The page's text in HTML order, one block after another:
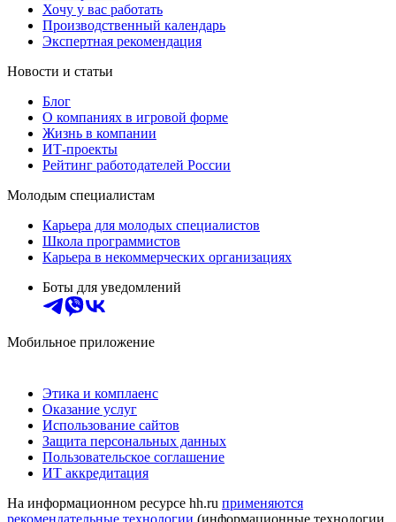
Хочу у вас работать
Производственный календарь
Экспертная рекомендация
Новости и статьи
Блог
О компаниях в игровой форме
Жизнь в компании
ИТ-проекты
Рейтинг работодателей России
Молодым специалистам
Карьера для молодых специалистов
Школа программистов
Карьера в некоммерческих организациях
Боты для уведомлений
Мобильное приложение
Этика и комплаенс
Оказание услуг
Использование сайтов
Защита персональных данных
Пользовательское соглашение
ИТ аккредитация
На информационном ресурсе hh.ru применяются
рекомендательные технологии (информационные технологии